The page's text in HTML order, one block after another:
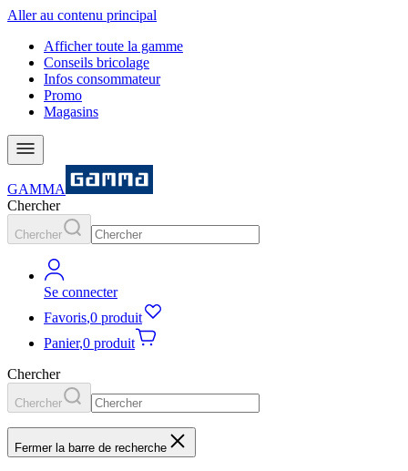
Aller au contenu principal
Afficher toute la gamme
Conseils bricolage
Infos consommateur
Promo
Magasins
GAMMA
Chercher
Chercher
Se connecter
Favoris,0 produit
Panier,0 produit
Chercher
Chercher
Fermer la barre de recherche